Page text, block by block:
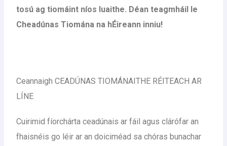
tosú ag tiomáint níos luaithe. Déan teagmháil le
Cheadúnas Tiomána na hÉireann inniu!
Ceannaigh CEADÚNAS TIOMÁNAITHE RÉITEACH AR
LÍNE
Cuirimid fíorchárta ceadúnais ar fáil agus clárófar an
fhaisnéis go léir ar an doiciméad sa chóras bunachar